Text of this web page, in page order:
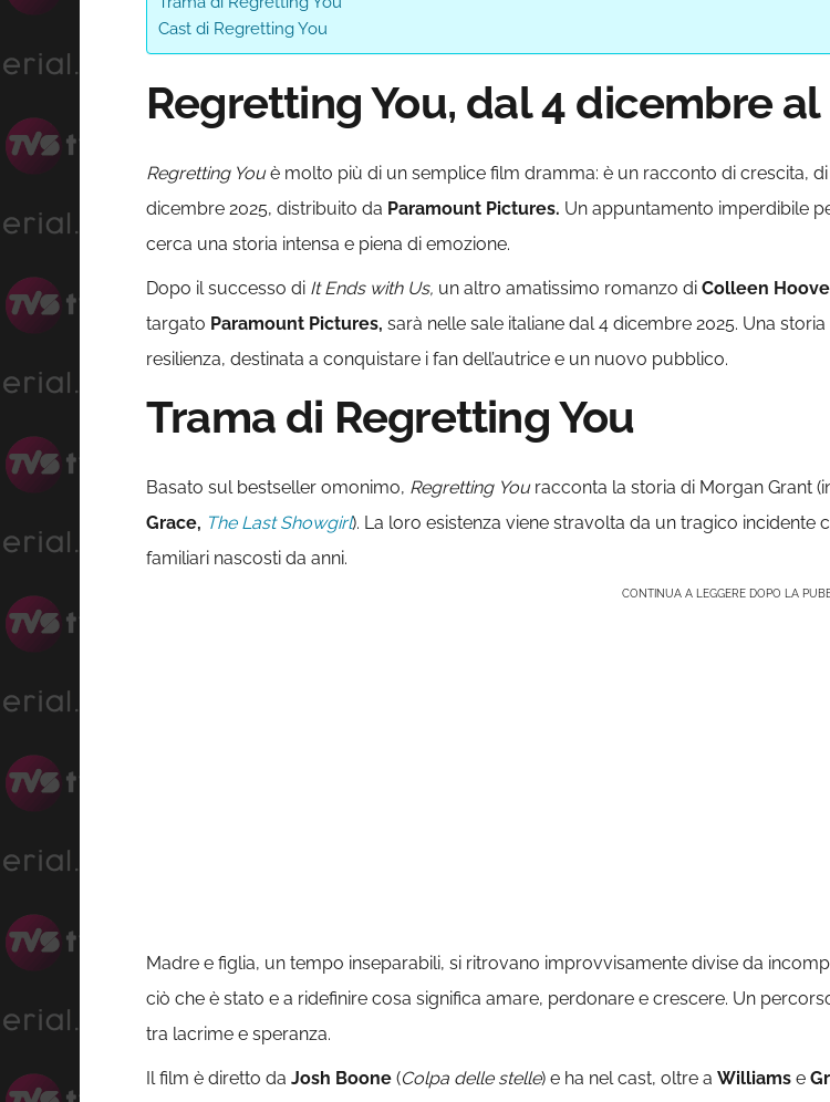
Cast di Regretting You
Regretting You, dal 4 dicembre
Regretting Youè molto più di un semplice film dramma: è un racconto di crescita,
dicembre 2025, distribuito da Paramount Pictures. Un appuntamento imperdibile
cerca una storia intensa e piena di emozione.
Dopo il successo di It Ends with Us, un altro amatissimo romanzo di Colleen
targato Paramount Pictures, sarà nelle sale italiane dal 4 dicembre 2025. Una
resilienza, destinata a conquistare i fan dell’autrice e un nuovo pubblico.
Trama di Regretting You
Basato sul bestseller omonimo, Regretting Youracconta la storia di Morgan Grant
Grace, The Last Showgirl). La loro esistenza viene stravolta da un tragico incidente
familiari nascosti da anni.
CONTINUA A LEGGERE DOPO LA
Madre e figlia, un tempo inseparabili, si ritrovano improvvisamente divise da
ciò che è stato e a ridefinire cosa significa amare, perdonare e crescere. Un
tra lacrime e speranza.
Il film è diretto da Josh Boone (Colpa delle stelle) e ha nel cast, oltre a Williams e